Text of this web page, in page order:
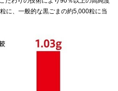
に、一般的な黒ごまの約5,000粒に当